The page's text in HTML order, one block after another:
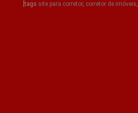
[tags site para corretor, corretor de imóveis,